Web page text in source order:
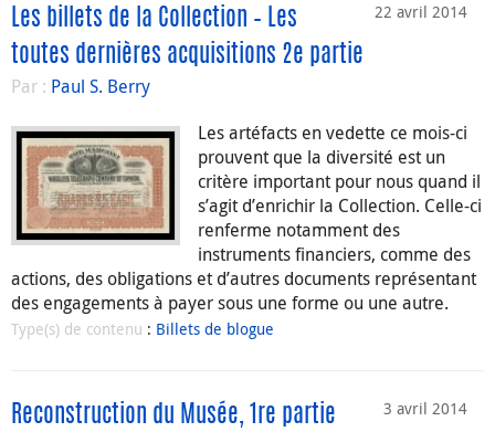
22 avril 2014
Les billets de la Collection – Les
toutes dernières acquisitions 2e partie
Par : Paul S. Berry
Les artéfacts en vedette ce mois-ci
prouvent que la diversité est un
critère important pour nous quand il
s’agit d’enrichir la Collection. Celle-ci
renferme notamment des
instruments financiers, comme des
actions, des obligations et d’autres documents représentant
des engagements à payer sous une forme ou une autre.
Type(s) de contenu : Billets de blogue
3 avril 2014
Reconstruction du Musée, 1re partie